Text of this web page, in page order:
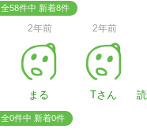
全58件中 新着8件
2年前
まる
2年前
Tさん
全0件中 新着0件